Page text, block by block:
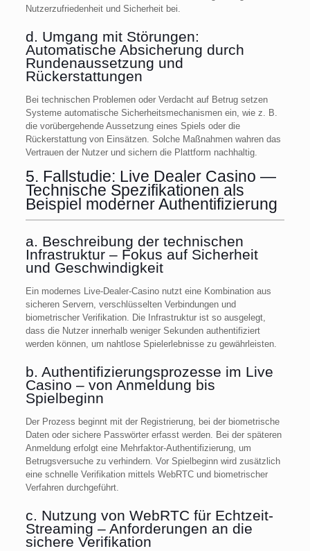
Nutzerzufriedenheit und Sicherheit bei.
d. Umgang mit Störungen:
Automatische Absicherung durch
Rundenaussetzung und
Rückerstattungen
Bei technischen Problemen oder Verdacht auf Betrug setzen
Systeme automatische Sicherheitsmechanismen ein, wie z. B.
die vorübergehende Aussetzung eines Spiels oder die
Rückerstattung von Einsätzen. Solche Maßnahmen wahren das
Vertrauen der Nutzer und sichern die Plattform nachhaltig.
5. Fallstudie: Live Dealer Casino —
Technische Spezifikationen als
Beispiel moderner Authentifizierung
a. Beschreibung der technischen
Infrastruktur – Fokus auf Sicherheit
und Geschwindigkeit
Ein modernes Live-Dealer-Casino nutzt eine Kombination aus
sicheren Servern, verschlüsselten Verbindungen und
biometrischer Verifikation. Die Infrastruktur ist so ausgelegt,
dass die Nutzer innerhalb weniger Sekunden authentifiziert
werden können, um nahtlose Spielerlebnisse zu gewährleisten.
b. Authentifizierungsprozesse im Live
Casino – von Anmeldung bis
Spielbeginn
Der Prozess beginnt mit der Registrierung, bei der biometrische
Daten oder sichere Passwörter erfasst werden. Bei der späteren
Anmeldung erfolgt eine Mehrfaktor-Authentifizierung, um
Betrugsversuche zu verhindern. Vor Spielbeginn wird zusätzlich
eine schnelle Verifikation mittels WebRTC und biometrischer
Verfahren durchgeführt.
c. Nutzung von WebRTC für Echtzeit-
Streaming – Anforderungen an die
sichere Verifikation